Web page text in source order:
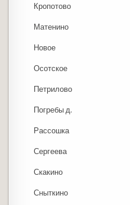
Кропотово
Матенино
Новое
Осотское
Петрилово
Погребы д.
Рассошка
Сергеева
Скакино
Сныткино